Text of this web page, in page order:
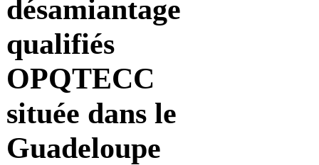
désamiantage
qualifiés
OPQTECC
située dans le
Guadeloupe